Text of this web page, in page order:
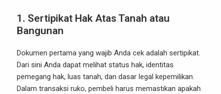
1. Sertipikat Hak Atas Tanah atau
Bangunan
Dokumen pertama yang wajib Anda cek adalah sertipikat.
Dari sini Anda dapat melihat status hak, identitas
pemegang hak, luas tanah, dan dasar legal kepemilikan.
Dalam transaksi ruko, pembeli harus memastikan apakah